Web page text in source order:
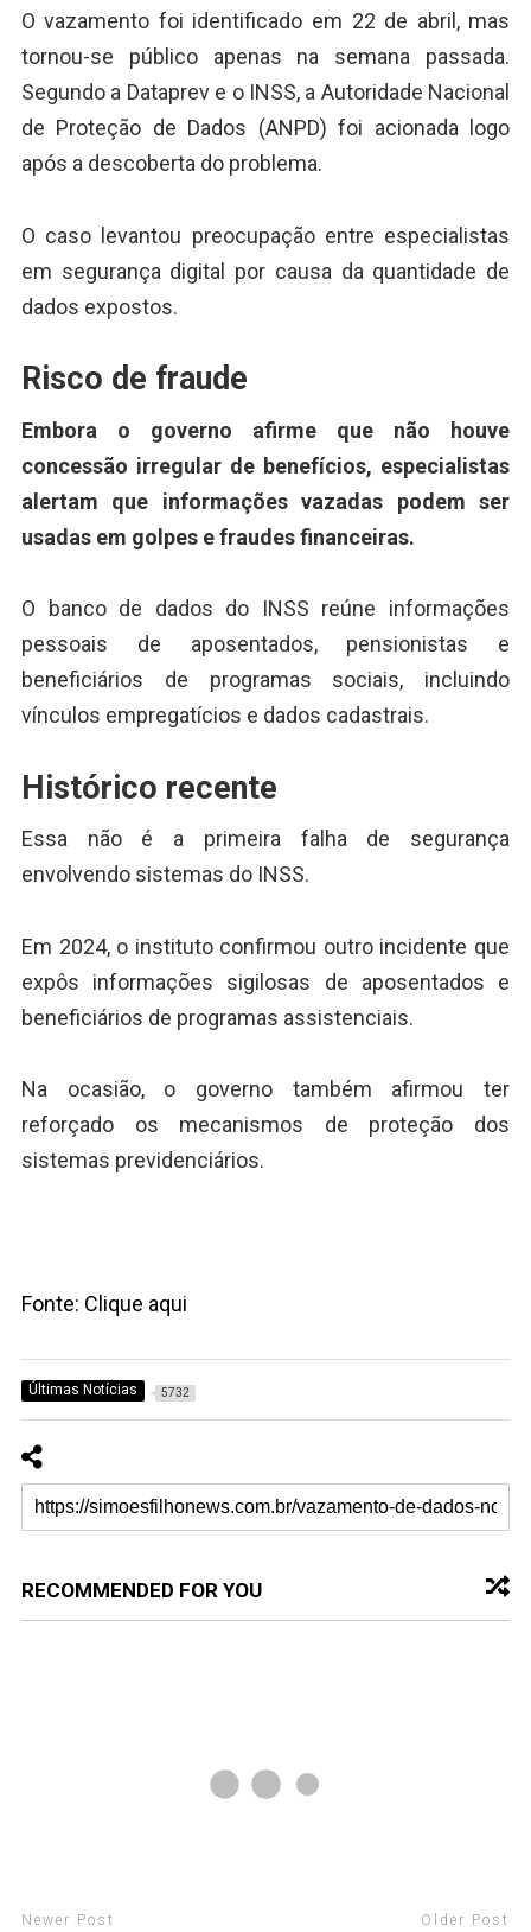
O vazamento foi identificado em 22 de abril, mas
tornou-se público apenas na semana passada.
Segundo a Dataprev e o INSS, a Autoridade Nacional
de Proteção de Dados (ANPD) foi acionada logo
após a descoberta do problema.
O caso levantou preocupação entre especialistas
em segurança digital por causa da quantidade de
dados expostos.
Risco de fraude
Embora o governo afirme que não houve
concessão irregular de benefícios, especialistas
alertam que informações vazadas podem ser
usadas em golpes e fraudes financeiras.
O banco de dados do INSS reúne informações
pessoais de aposentados, pensionistas e
beneficiários de programas sociais, incluindo
vínculos empregatícios e dados cadastrais.
Histórico recente
Essa não é a primeira falha de segurança
envolvendo sistemas do INSS.
Em 2024, o instituto confirmou outro incidente que
expôs informações sigilosas de aposentados e
beneficiários de programas assistenciais.
Na ocasião, o governo também afirmou ter
reforçado os mecanismos de proteção dos
sistemas previdenciários.
Fonte: Clique aqui
Últimas Notícias 5732
RECOMMENDED FOR YOU
Newer Post Older Post